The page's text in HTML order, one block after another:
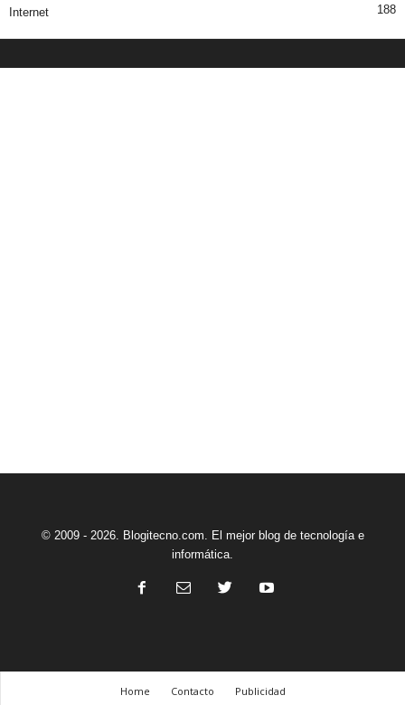
Internet 188
© 2009 - 2026. Blogitecno.com. El mejor blog de tecnología e
informática.
Home Contacto Publicidad